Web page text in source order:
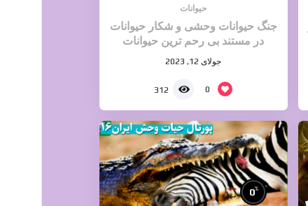
حیوانات
جنگ حیوانات وحشی و شکار حیوانات
در مستند بی رحم ترین حیوانات
وحشیجولای 12, 2023
0
312
0%